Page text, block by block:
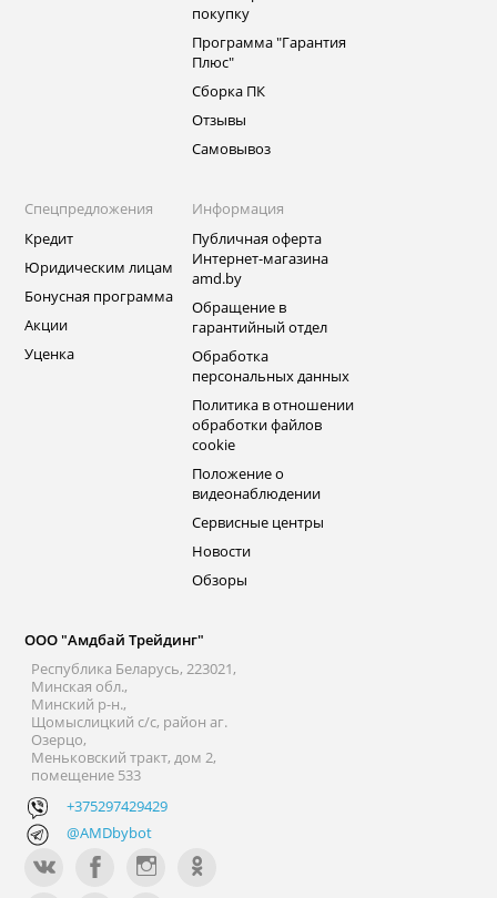
покупку
Программа "Гарантия
Плюс"
Сборка ПК
Отзывы
Самовывоз
Спецпредложения
Кредит
Юридическим лицам
Бонусная программа
Акции
Уценка
Информация
Публичная оферта
Интернет-магазина
amd.by
Обращение в
гарантийный отдел
Обработка
персональных данных
Политика в отношении
обработки файлов
cookie
Положение о
видеонаблюдении
Сервисные центры
Новости
Обзоры
ООО "Амдбай Трейдинг"
Республика Беларусь, 223021,
Минская обл.,
Минский р-н.,
Щомыслицкий с/с, район аг.
Озерцо,
Меньковский тракт, дом 2,
помещение 533
+375297429429
@AMDbybot